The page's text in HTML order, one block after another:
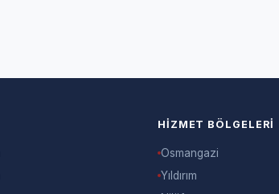
HIZMET BÖLGELERI
Osmangazi
Yıldırım